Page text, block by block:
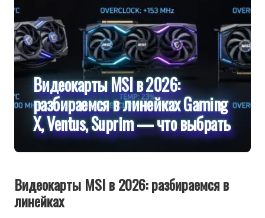
Видеокарты MSI в 2026:
разбираемся в линейках Gaming
X, Ventus, Suprim — что выбрать
Видеокарты MSI в 2026: разбираемся в
линейках